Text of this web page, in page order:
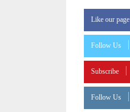
Like our page
Follow Us
Subscribe
Follow Us